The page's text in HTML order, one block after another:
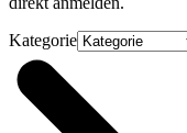
Kategorie